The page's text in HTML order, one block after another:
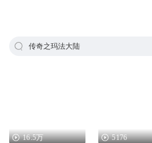
传奇之玛法大陆
16.5万 5176